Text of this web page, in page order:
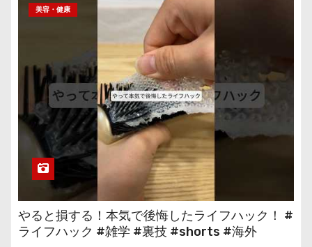
美容・健康
やると損する！本気で後悔したライフハック！ #
ライフハック #雑学 #裏技 #shorts #海外